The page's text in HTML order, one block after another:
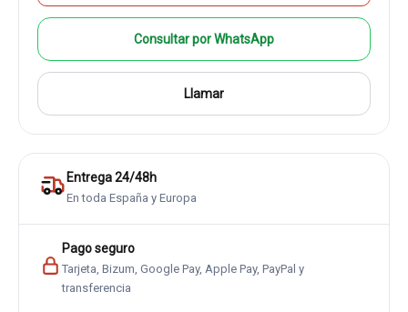
Consultar por WhatsApp
Llamar
Entrega 24/48h
En toda España y Europa
Pago seguro
Tarjeta, Bizum, Google Pay, Apple Pay, PayPal y
transferencia